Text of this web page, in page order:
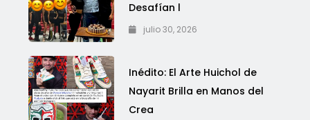
Desafían l
julio 30, 2026
Inédito: El Arte Huichol de
Nayarit Brilla en Manos del
Crea